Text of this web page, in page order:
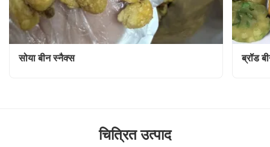
सोया बीन स्नैक्स ब्रॉड
चित्रित उत्पाद